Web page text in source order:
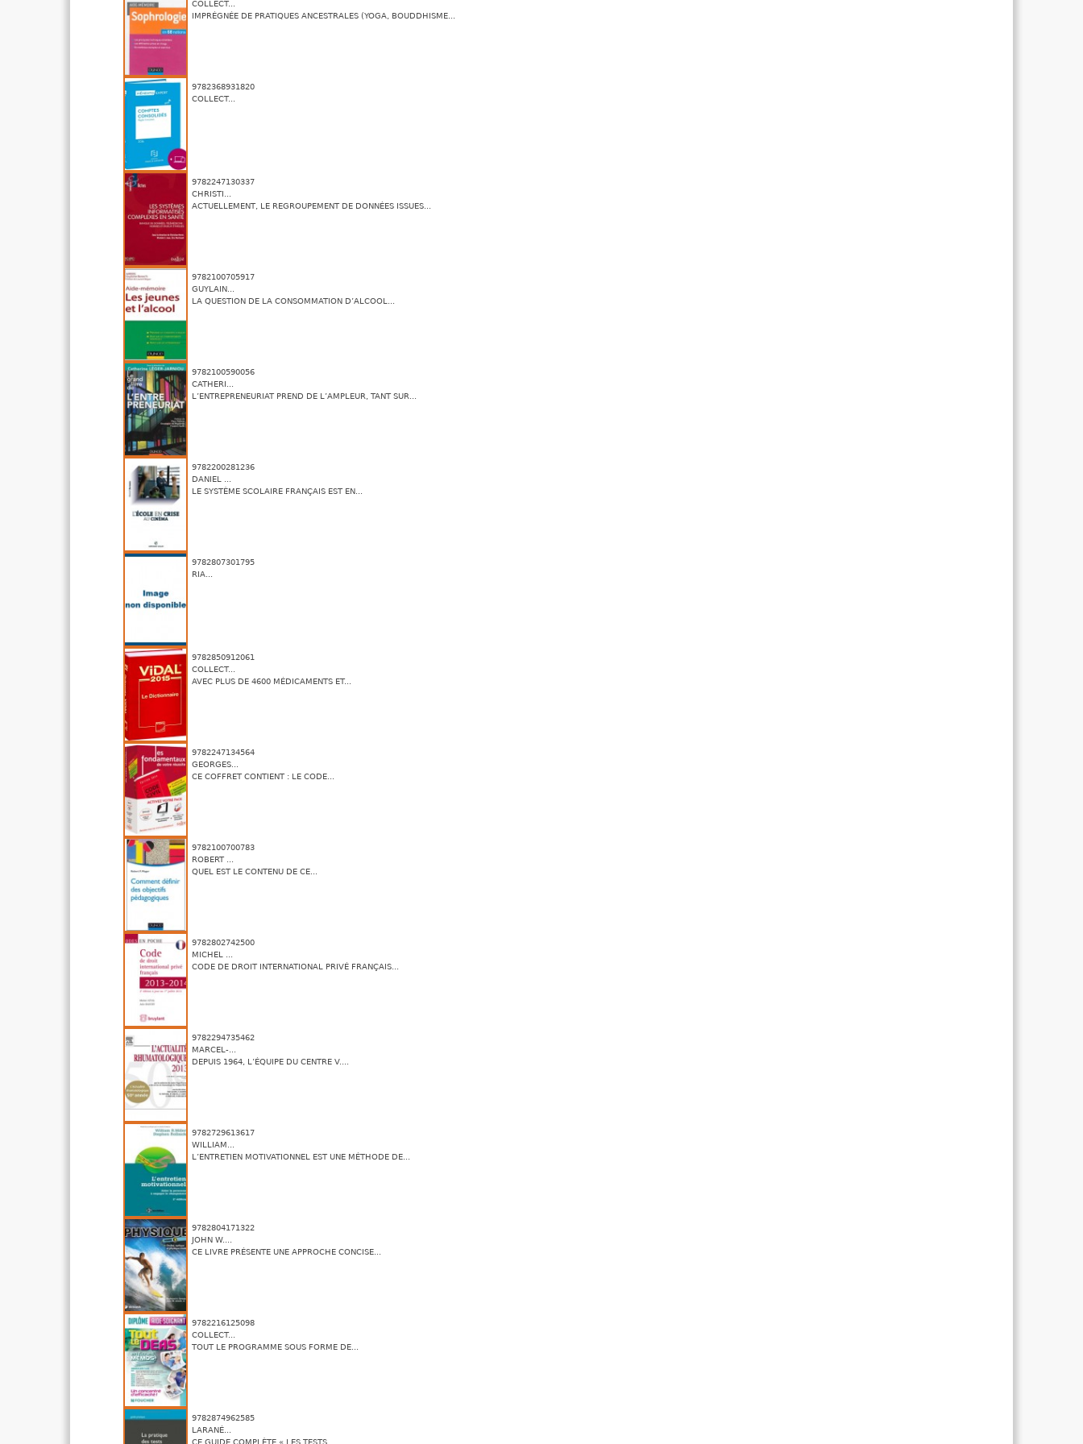
COLLECT...
IMPRÉGNÉE DE PRATIQUES ANCESTRALES (YOGA, BOUDDHISME...
9782368931820
COLLECT...
9782247130337
CHRISTI...
ACTUELLEMENT, LE REGROUPEMENT DE DONNÉES ISSUES...
9782100705917
GUYLAIN...
LA QUESTION DE LA CONSOMMATION D’ALCOOL...
9782100590056
CATHERI...
L’ENTREPRENEURIAT PREND DE L’AMPLEUR, TANT SUR...
9782200281236
DANIEL ...
LE SYSTÈME SCOLAIRE FRANÇAIS EST EN...
9782807301795
RIA...
9782850912061
COLLECT...
AVEC PLUS DE 4600 MÉDICAMENTS ET...
9782247134564
GEORGES...
CE COFFRET CONTIENT : LE CODE...
9782100700783
ROBERT ...
QUEL EST LE CONTENU DE CE...
9782802742500
MICHEL ...
CODE DE DROIT INTERNATIONAL PRIVÉ FRANÇAIS...
9782294735462
MARCEL-...
DEPUIS 1964, L’ÉQUIPE DU CENTRE V....
9782729613617
WILLIAM...
L’ENTRETIEN MOTIVATIONNEL EST UNE MÉTHODE DE...
9782804171322
JOHN W....
CE LIVRE PRÉSENTE UNE APPROCHE CONCISE...
9782216125098
COLLECT...
TOUT LE PROGRAMME SOUS FORME DE...
9782874962585
LARANÉ...
CE GUIDE COMPLÈTE « LES TESTS...